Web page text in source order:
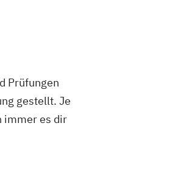
Prüfungen
gestellt. Je
immer es dir